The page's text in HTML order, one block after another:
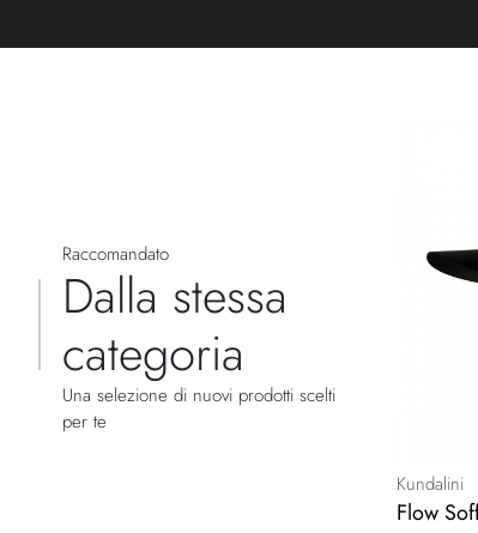
Raccomandato
Dalla stessa
categoria
Una selezione di nuovi prodotti scelti
per te
Kundalini
Flow